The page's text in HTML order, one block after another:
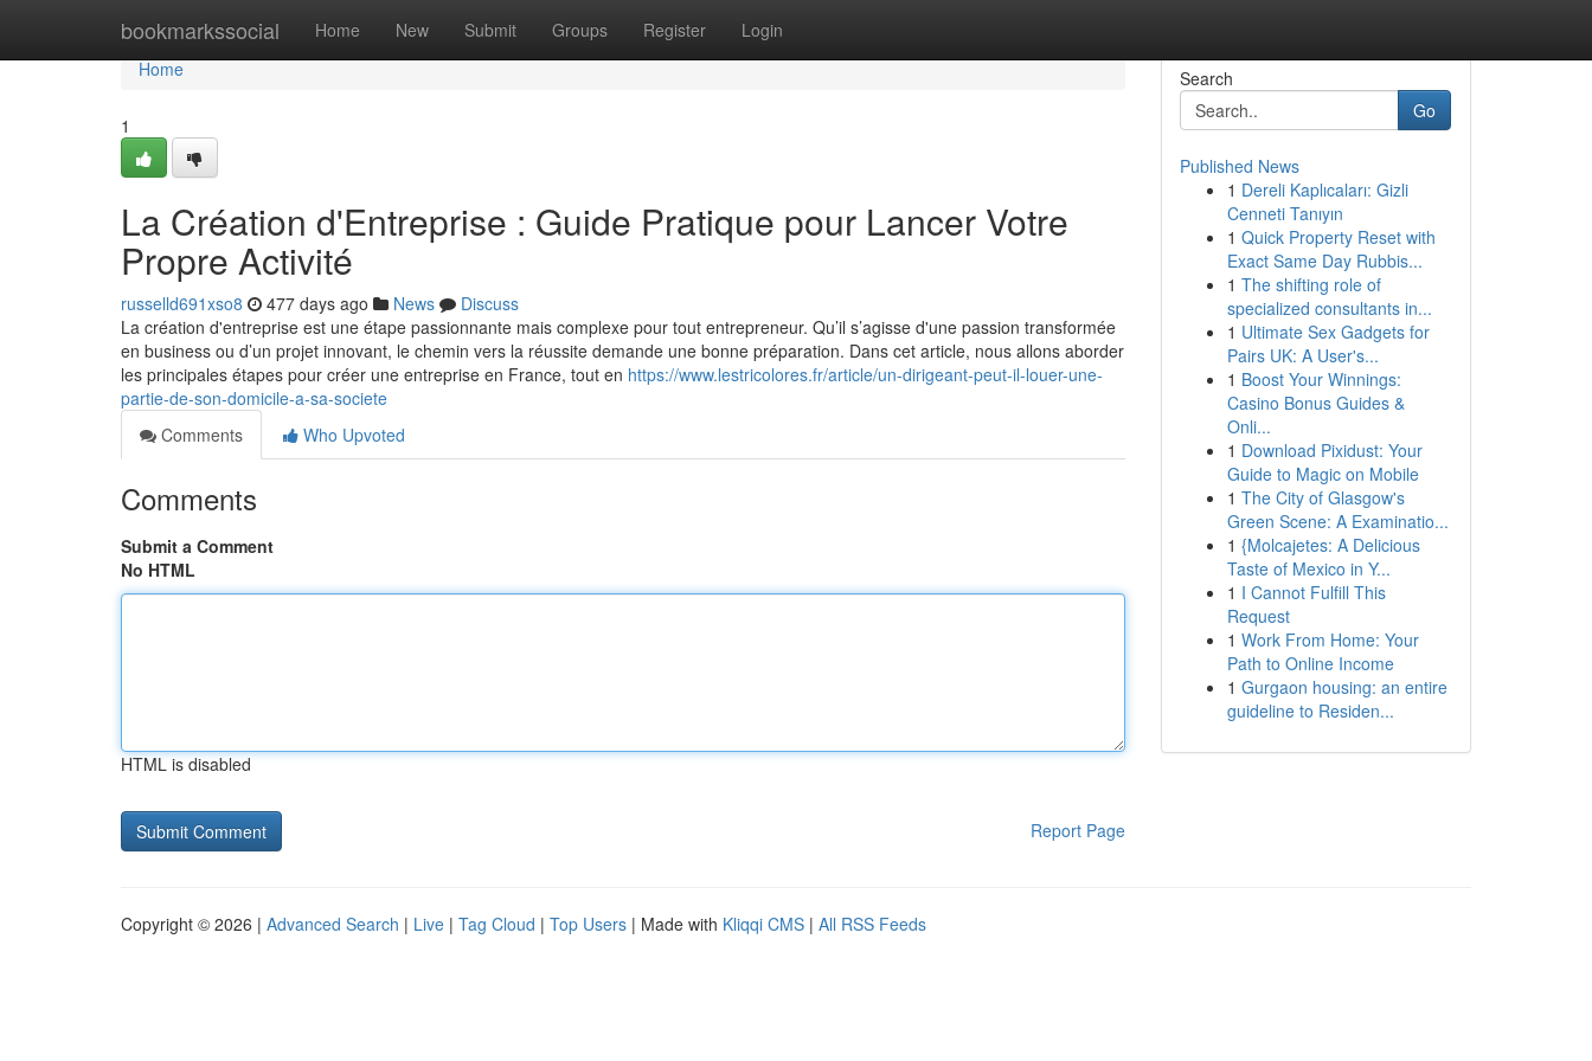
bookmarkssocial Home New Submit Groups Register Login
Home
Home
1
La Création d'Entreprise : Guide Pratique pour Lancer Votre
Propre Activité
russelld691xso8 477 days ago News
Discuss
La création d'entreprise est une étape passionnante mais complexe pour tout entrepreneur. Qu’il s’agisse d'une passion transformée
en business ou d’un projet innovant, le chemin vers la réussite demande une bonne préparation. Dans cet article, nous allons aborder
les principales étapes pour créer une entreprise en France, tout en https://www.lestricolores.fr/article/un-dirigeant-peut-il-louer-une-
partie-de-son-domicile-a-sa-societe
Comments
Who Upvoted
Comments
Submit a Comment
No HTML
HTML is disabled
Report Page
Search
Go
Published News
1 Dereli Kaplıcaları: Gizli
Cenneti Tanıyın
1 Quick Property Reset with
Exact Same Day Rubbis...
1 The shifting role of
specialized consultants in...
1 Ultimate Sex Gadgets for
Pairs UK: A User's...
1 Boost Your Winnings:
Casino Bonus Guides &
Onli...
1 Download Pixidust: Your
Guide to Magic on Mobile
1 The City of Glasgow's
Green Scene: A Examinatio...
1 {Molcajetes: A Delicious
Taste of Mexico in Y...
1 I Cannot Fulfill This
Request
1 Work From Home: Your
Path to Online Income
1 Gurgaon housing: an entire
guideline to Residen...
Copyright © 2026 | Advanced Search | Live | Tag Cloud | Top Users | Made with Kliqqi CMS | All RSS Feeds